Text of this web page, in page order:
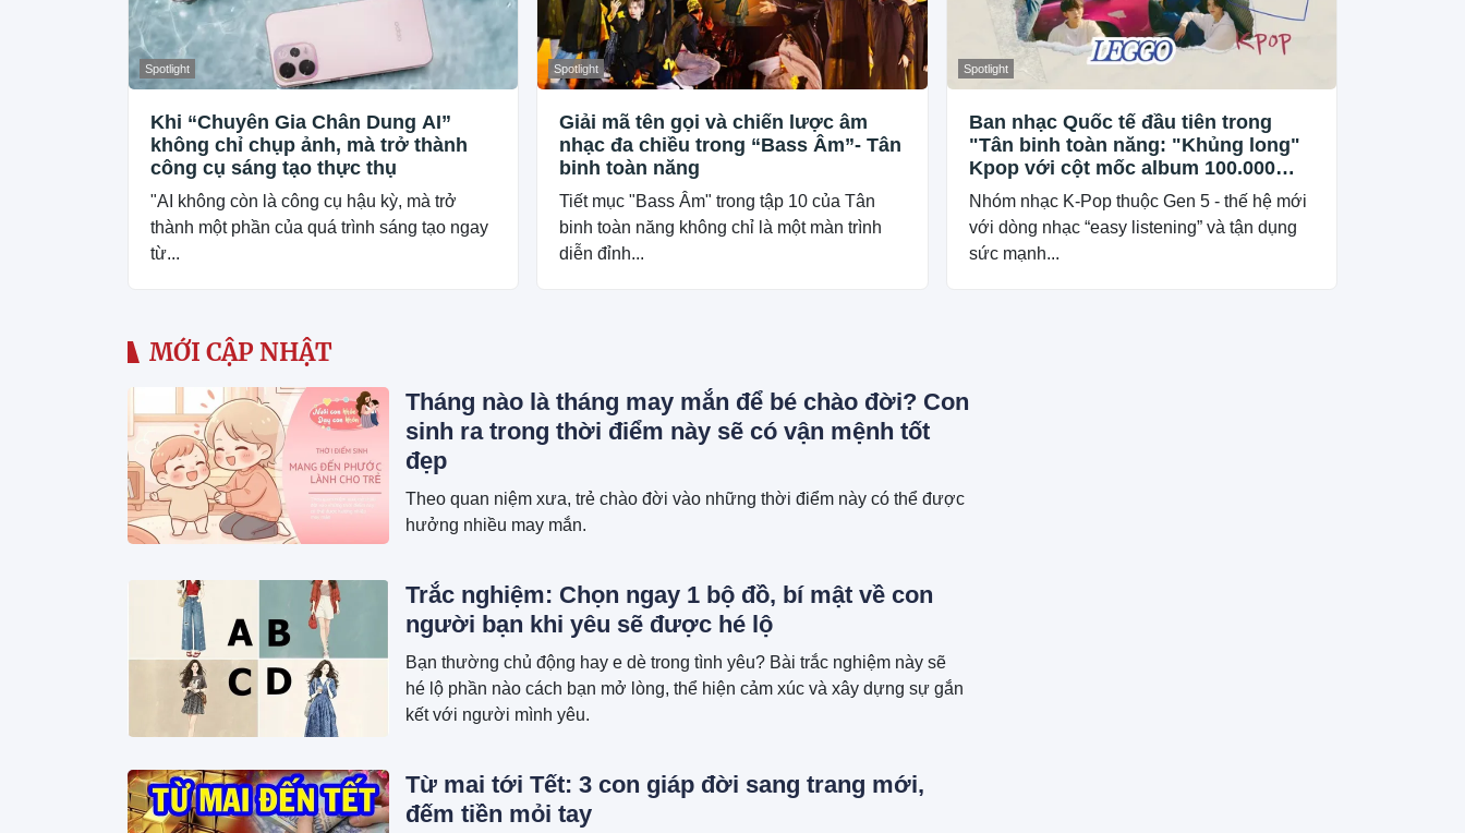
Spotlight
Khi “Chuyên Gia Chân Dung AI”
không chỉ chụp ảnh, mà trở thành
công cụ sáng tạo thực thụ
"AI không còn là công cụ hậu kỳ, mà trở
thành một phần của quá trình sáng tạo ngay
từ...
Spotlight
Giải mã tên gọi và chiến lược âm
nhạc đa chiều trong “Bass Âm”- Tân
binh toàn năng
Tiết mục "Bass Âm" trong tập 10 của Tân
binh toàn năng không chỉ là một màn trình
diễn đỉnh...
Spotlight
Ban nhạc Quốc tế đầu tiên trong
"Tân binh toàn năng: "Khủng long"
Kpop với cột mốc album 100.000
bản và World Tour Quốc tế
Nhóm nhạc K-Pop thuộc Gen 5 - thế hệ mới
với dòng nhạc “easy listening” và tận dụng
sức mạnh...
MỚI CẬP NHẬT
Tháng nào là tháng may mắn để bé chào đời? Con
sinh ra trong thời điểm này sẽ có vận mệnh tốt
đẹp
Theo quan niệm xưa, trẻ chào đời vào những thời điểm này có thể được
hưởng nhiều may mắn.
Trắc nghiệm: Chọn ngay 1 bộ đồ, bí mật về con
người bạn khi yêu sẽ được hé lộ
Bạn thường chủ động hay e dè trong tình yêu? Bài trắc nghiệm này sẽ
hé lộ phần nào cách bạn mở lòng, thể hiện cảm xúc và xây dựng sự gắn
kết với người mình yêu.
Từ mai tới Tết: 3 con giáp đời sang trang mới,
đếm tiền mỏi tay